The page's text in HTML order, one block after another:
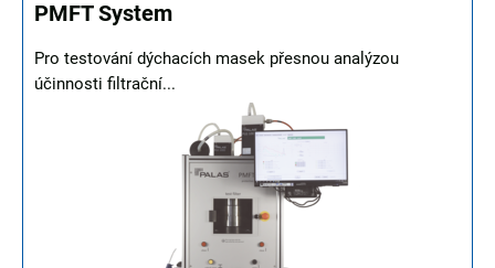
PMFT System
Pro testování dýchacích masek přesnou analýzou
účinnosti filtrační...